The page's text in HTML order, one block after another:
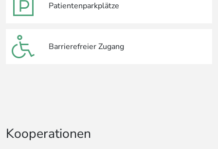
Patientenparkplätze
Barrierefreier Zugang
Kooperationen